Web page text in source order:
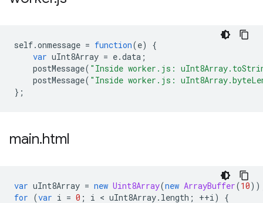
self.onmessage = function(e)
{
var uInt8Array = e.data ;
postMessage( "Inside worker.js:
postMessage( "Inside worker.js:
};
main.html
var uInt8Array = new Uint8Array(new ArrayBuffer(10
for (var i = 0 ; i < uInt8Array. length ; ++i)
{